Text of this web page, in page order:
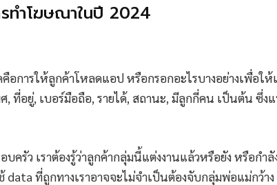
ทำโฆษณาในปี 2024
อการให้ลูกค้าโหลดแอป หรือกรอกอะไรบางอย่างเพื่อใ
, ที่อยู่, เบอร์มือถือ, รายได้, สถานะ, มีลูกกี่คน เป็นต้น ซึ่ง
ครัว เราต้องรู้ว่าลูกค้ากลุ่มนี้แต่งงานแล้วหรือยัง หรือกำลั
ที่ถูกทางเราอาจจะไม่จำเป็นต้องจับกลุ่มพ่อแม่กว้า